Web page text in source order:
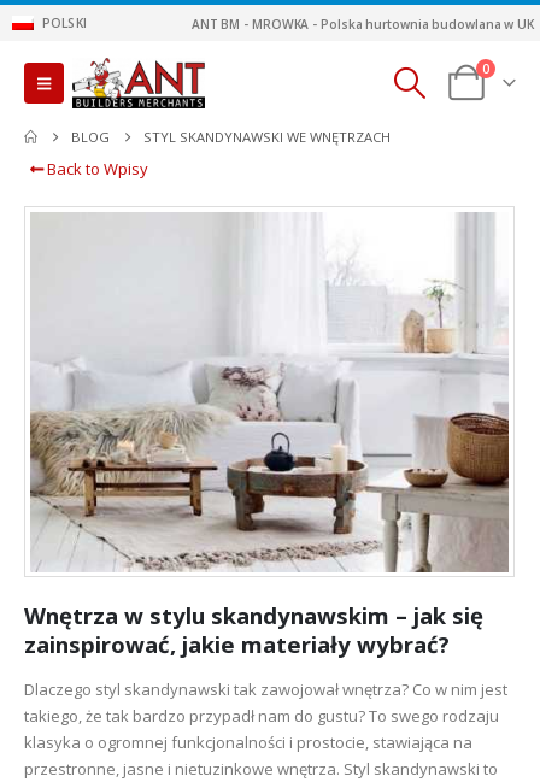
POLSKI ANT BM - MROWKA - Polska hurtownia budowlana w UK
0
BLOG STYL SKANDYNAWSKI WE WNĘTRZACH
Back to Wpisy
Wnętrza w stylu skandynawskim – jak się
zainspirować, jakie materiały wybrać?
Dlaczego styl skandynawski tak zawojował wnętrza? Co w nim jest
takiego, że tak bardzo przypadł nam do gustu? To swego rodzaju
klasyka o ogromnej funkcjonalności i prostocie, stawiająca na
przestronne, jasne i nietuzinkowe wnętrza. Styl skandynawski to